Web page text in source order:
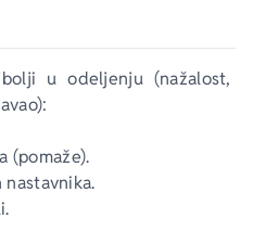
u odeljenju (nažalost,
(pomaže).